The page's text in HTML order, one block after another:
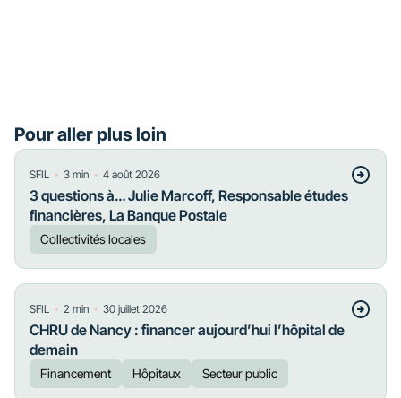
Pour aller plus loin
SFIL ・ 3 min ・ 4 août 2026
3 questions à… Julie Marcoff, Responsable études
financières, La Banque Postale
Collectivités locales
SFIL ・ 2 min ・ 30 juillet 2026
CHRU de Nancy : financer aujourd’hui l’hôpital de
demain
Financement Hôpitaux Secteur public